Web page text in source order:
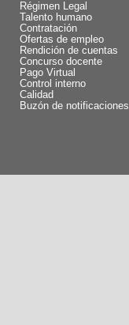
Régimen Legal
Talento humano
Contratación
Ofertas de empleo
Rendición de cuentas
Concurso docente
Pago Virtual
Control interno
Calidad
Buzón de notificaciones